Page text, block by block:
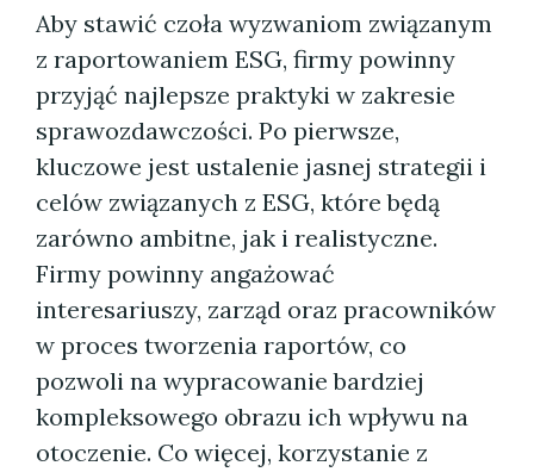
Aby stawić czoła wyzwaniom związanym
z raportowaniem ESG, firmy powinny
przyjąć najlepsze praktyki w zakresie
sprawozdawczości. Po pierwsze,
kluczowe jest ustalenie jasnej strategii i
celów związanych z ESG, które będą
zarówno ambitne, jak i realistyczne.
Firmy powinny angażować
interesariuszy, zarząd oraz pracowników
w proces tworzenia raportów, co
pozwoli na wypracowanie bardziej
kompleksowego obrazu ich wpływu na
otoczenie. Co więcej, korzystanie z